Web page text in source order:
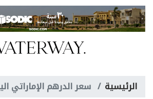
الرئيسية سعر الدرهم الإماراتي